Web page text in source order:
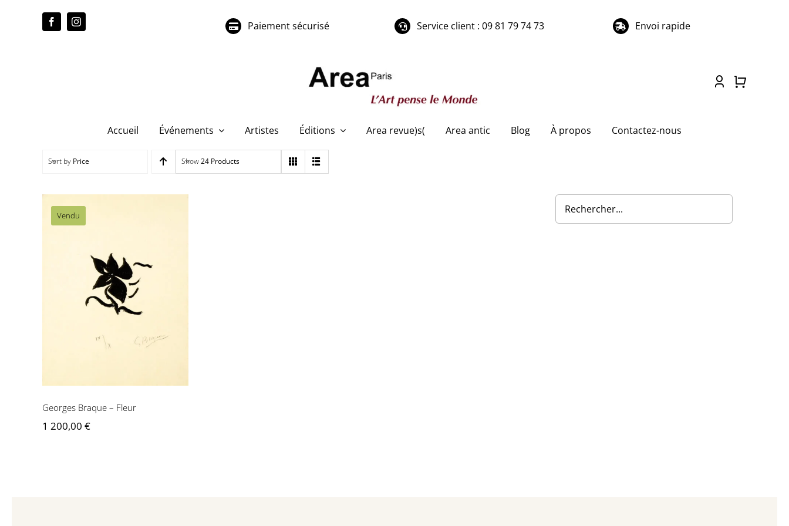
Paiement sécurisé Service client : 09 81 79 74 73 Envoi rapide
Accueil Événements Artistes Éditions Area revue)s( Area antic Blog À propos Contactez-nous
Sort by Price Show24 Products
Vendu
Georges Braque – Fleur
Georges Braque – Fleur
1 200,00 €